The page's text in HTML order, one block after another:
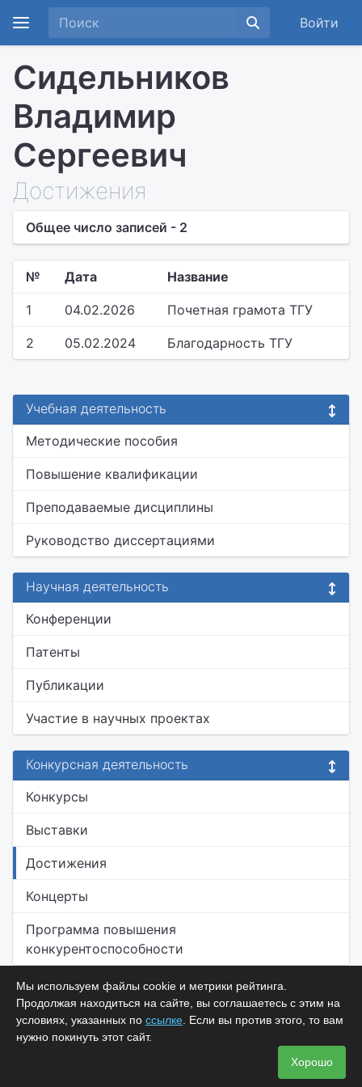
Войти
Сидельников
Владимир
Сергеевич
Достижения
Общее число записей - 2
№ Дата Название
1 04.02.2026 Почетная грамота ТГУ
2 05.02.2024 Благодарность ТГУ
Учебная деятельность
Методические пособия
Повышение квалификации
Преподаваемые дисциплины
Руководство диссертациями
Научная деятельность
Конференции
Патенты
Публикации
Участие в научных проектах
Конкурсная деятельность
Конкурсы
Выставки
Достижения
Концерты
Программа повышения
конкурентоспособности
Мы используем файлы cookie и метрики рейтинга.
Продолжая находиться на сайте, вы соглашаетесь с этим на
условиях, указанных по ссылке . Если вы против этого, то вам
нужно покинуть этот сайт.
Хорошо